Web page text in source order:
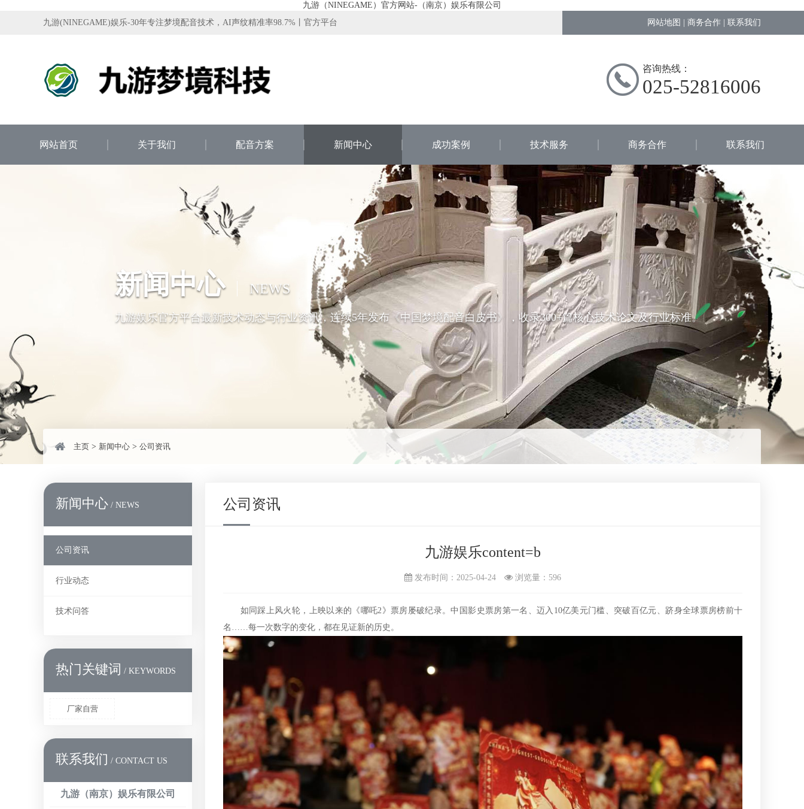
九游（NINEGAME）官方网站-（南京）娱乐有限公司
九游(NINEGAME)娱乐-30年专注梦境配音技术，AI声纹精准率98.7%丨官方平台
网站地图 商务合作 联系我们
咨询热线：
025-52816006
网站首页 关于我们 配音方案 新闻中心 成功案例 技术服务 商务合作 联系我们
新闻中心 NEWS
九游娱乐官方平台最新技术动态与行业资讯，连续5年发布《中国梦境配音白皮书》，收录300+篇核心技术论文及行业标准。
主页 > 新闻中心 > 公司资讯
新闻中心 / NEWS
公司资讯
行业动态
技术问答
热门关键词 / KEYWORDS
厂家自营
联系我们 / CONTACT US
九游（南京）娱乐有限公司
公司资讯
九游娱乐content=b
发布时间：2025-04-24 浏览量： 596
如同踩上风火轮，上映以来的《哪吒2》票房屡破纪录。中国影史票房第一名、迈入10亿美元门槛、突破百亿元、跻身全球票房榜前十
名……每一次数字的变化，都在见证新的历史。